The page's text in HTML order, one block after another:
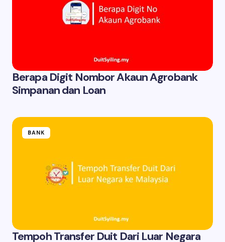
Berapa Digit Nombor Akaun Agrobank
Simpanan dan Loan
BANK
Tempoh Transfer Duit Dari Luar Negara